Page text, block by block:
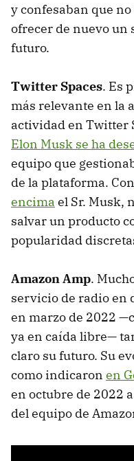
y confesaban que
ofrecer de nuevo un
futuro.
Twitter Spaces. Es
más relevante en la
actividad en Twitter
Elon Musk se ha
equipo que
de la plataforma. Con
encima el Sr. Musk,
salvar un producto
popularidad
Amazon Amp.
servicio de radio en
en marzo de 2022
ya en caída libre—
claro su futuro. Su
como indicaron en
en octubre de 2022
del equipo de